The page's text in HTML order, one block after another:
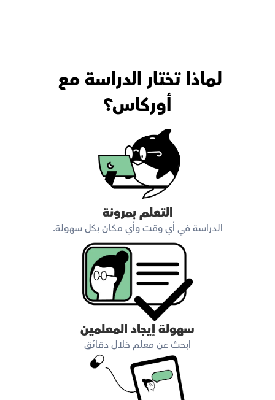
أوركاس؟
التعلم بمرونة
الدراسة في أي وقت وأي مكان بكل سهولة.
سهولة إيجاد المعلمين
ابحث عن معلم خلال دقائق